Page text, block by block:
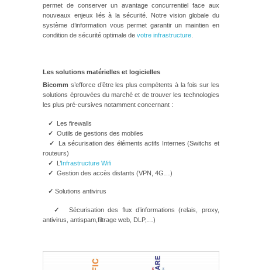
permet de conserver un avantage concurrentiel face aux
nouveaux enjeux liés à la sécurité. Notre vision globale du
système d’information vous permet garantir un maintien en
condition de sécurité optimale devotre infrastructure
Les solutions matérielles et logicielles
Bicomm s’efforce d’être les plus compétents à la fois sur les
solutions éprouvées du marché et de trouver les technologies
les plus pré-cursives notamment concernant :
✓
Les firewalls
✓ Outils de gestions des mobiles
✓
La sécurisation des éléments actifs Internes (Switchs et
routeurs)
✓
L’Infrastructure Wifi
✓ Gestion des accès distants (VPN, 4G…)
✓ Solutions antivirus
✓
Sécurisation des flux d’informations (relais, proxy,
antivirus, antispam,filtrage web, DLP,…)